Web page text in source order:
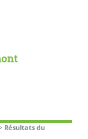
Résultats du